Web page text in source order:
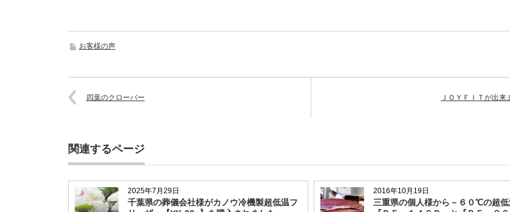
お客様の声
四葉のクローバー ＪＯＹＦＩＴが出来
関連するページ
2025年7月29日
千葉県の葬儀会社様がカノウ冷機製超低温フ
2016年10月19日
三重県の個人様から－６０℃の超